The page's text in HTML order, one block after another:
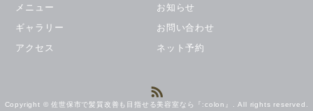
メニュー
ギャラリー
アクセス
お知らせ
お問い合わせ
ネット予約
Copyright © 佐世保市で髪質改善も目指せる美容室なら『:colon』. All rights reserved.